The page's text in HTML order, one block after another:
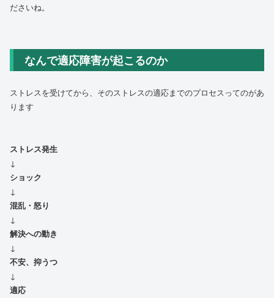
ださいね。
なんで適応障害が起こるのか
ストレスを受けてから、そのストレスの適応までのプロセスってのがあ
ります
ストレス発生
↓
ショック
↓
混乱・怒り
↓
解決への動き
↓
不安、抑うつ
↓
適応